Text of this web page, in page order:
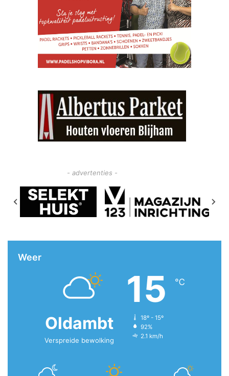
- advertenties -
Weer
Oldambt
Verspreide bewolking
15 ℃
18º - 15º
92%
2.1 km/h